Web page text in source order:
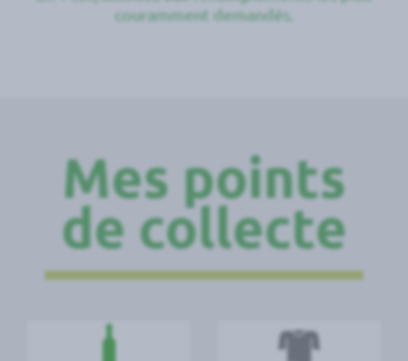
couramment demandés.
Mes points
de collecte
Accéder a la catégorie verreAccéder a la